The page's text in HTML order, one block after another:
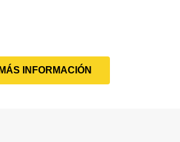
MÁS INFORMACIÓN